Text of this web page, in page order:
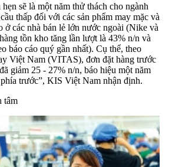
sẽ là một năm thử thách cho ngành
thấp đối với các sản phẩm may mặc và
ở các nhà bán lẻ lớn nước ngoài (Nike và
tồn kho tăng lần lượt là 43% n/n và
báo cáo quý gần nhất). Cụ thể, theo
Việt Nam (VITAS), đơn đặt hàng trước
giảm 25 - 27% n/n, báo hiệu một năm
trước”, KIS Việt Nam nhận định.
tâm